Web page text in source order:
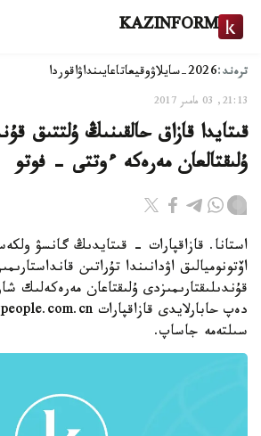
KAZINFORM
ترەند:2026-سايلاۋ وقيعاتاعايىنداۋاقوردا
21:13, 03 مامىر 2017
قىتايدا قازاق حالقىنىڭ ۇلتتىق
ۇلىقتالعان مەرەكە ءوتتى - فوتو
استانا. قازاقپارات - قىتايدىڭ گانسۋ
اۆتونوميالىق اۋدانىندا تۇراتىن
قۇندىلىقتارىمىزدى ۇلىقتاعان مەرەكەلىك
سىلتەمە جاساپ.